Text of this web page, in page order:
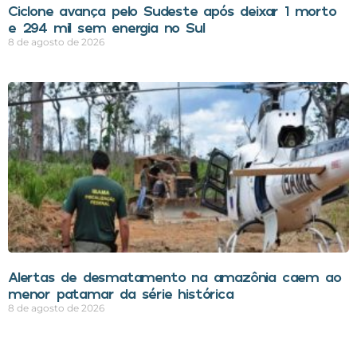
Ciclone avança pelo Sudeste após deixar 1 morto
e 294 mil sem energia no Sul
8 de agosto de 2026
Alertas de desmatamento na amazônia caem ao
menor patamar da série histórica
8 de agosto de 2026